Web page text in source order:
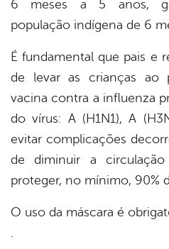
6 meses a 5 anos,
população indígena de 6
É fundamental que pais e
de levar as crianças ao
vacina contra a influenza
do vírus: A (H1N1), A
evitar complicações
de diminuir a
proteger, no mínimo, 90%
O uso da máscara é
.